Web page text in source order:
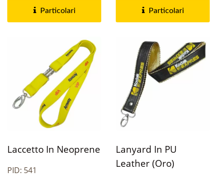
denim...
Particolari
materiale...Particolari
Laccetto In Neoprene
PID: 541
Lanyard In PU
Leather (oro)